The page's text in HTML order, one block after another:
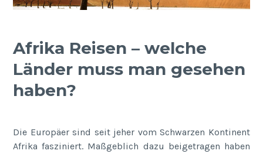
Afrika Reisen – welche
Länder muss man gesehen
haben?
Die Europäer sind seit jeher vom Schwarzen Kontinent
Afrika fasziniert. Maßgeblich dazu beigetragen haben